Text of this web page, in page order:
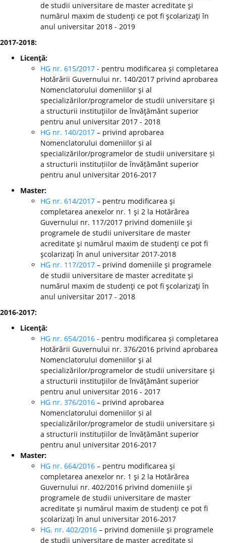
de studii universitare de master acreditate şi
numărul maxim de studenţi ce pot fi şcolarizaţi în
anul universitar 2018 - 2019
2017-2018:
Licenţă:
HG nr. 615/2017 - pentru modificarea şi completarea
Hotărârii Guvernului nr. 140/2017 privind aprobarea
Nomenclatorului domeniilor şi al
specializărilor/programelor de studii universitare şi
a structurii instituţiilor de învăţământ superior
pentru anul universitar 2017 - 2018
HG nr. 140/2017 – privind aprobarea
Nomenclatorului domeniilor și al
specializărilor/programelor de studii universitare și
a structurii instituțiilor de învățământ superior
pentru anul universitar 2016-2017
Master:
HG nr. 614/2017 – pentru modificarea şi
completarea anexelor nr. 1 şi 2 la Hotărârea
Guvernului nr. 117/2017 privind domeniile şi
programele de studii universitare de master
acreditate şi numărul maxim de studenţi ce pot fi
şcolarizaţi în anul universitar 2017-2018
HG nr. 117/2017 – privind domeniile şi programele
de studii universitare de master acreditate şi
numărul maxim de studenţi ce pot fi şcolarizaţi în
anul universitar 2017 - 2018
2016-2017:
Licenţă:
HG nr. 654/2016 - pentru modificarea şi completarea
Hotărârii Guvernului nr. 376/2016 privind aprobarea
Nomenclatorului domeniilor şi al
specializărilor/programelor de studii universitare şi
a structurii instituţiilor de învăţământ superior
pentru anul universitar 2016 - 2017
HG nr. 376/2016 – privind aprobarea
Nomenclatorului domeniilor și al
specializărilor/programelor de studii universitare și
a structurii instituțiilor de învățământ superior
pentru anul universitar 2016-2017
Master:
HG nr. 664/2016 – pentru modificarea şi
completarea anexelor nr. 1 şi 2 la Hotărârea
Guvernului nr. 402/2016 privind domeniile şi
programele de studii universitare de master
acreditate şi numărul maxim de studenţi ce pot fi
şcolarizaţi în anul universitar 2016-2017
HG. nr. 402/2016 – privind domeniile şi programele
de studii universitare de master acreditate şi